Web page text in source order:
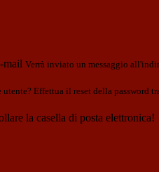
mail Verrà inviato un messaggio
Effettua il reset della password
la casella di posta elettronica!